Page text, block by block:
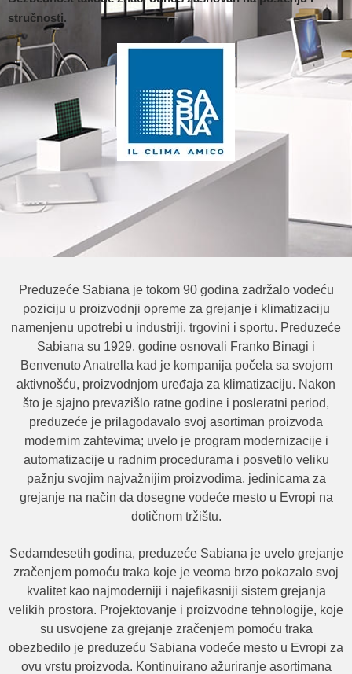
stručnosti.
Preduzeće Sabiana je tokom 90 godina zadržalo vodeću
poziciju u proizvodnji opreme za grejanje i klimatizaciju
namenjenu upotrebi u industriji, trgovini i sportu. Preduzeće
Sabiana su 1929. godine osnovali Franko Binagi i
Benvenuto Anatrella kad je kompanija počela sa svojom
aktivnošću, proizvodnjom uređaja za klimatizaciju. Nakon
što je sjajno prevazišlo ratne godine i posleratni period,
preduzeće je prilagođavalo svoj asortiman proizvoda
modernim zahtevima; uvelo je program modernizacije i
automatizacije u radnim procedurama i posvetilo veliku
pažnju svojim najvažnijim proizvodima, jedinicama za
grejanje na način da dosegne vodeće mesto u Evropi na
dotičnom tržištu.
Sedamdesetih godina, preduzeće Sabiana je uvelo grejanje
zračenjem pomoću traka koje je veoma brzo pokazalo svoj
kvalitet kao najmoderniji i najefikasniji sistem grejanja
velikih prostora. Projektovanje i proizvodne tehnologije, koje
su usvojene za grejanje zračenjem pomoću traka
obezbedilo je preduzeću Sabiana vodeće mesto u Evropi za
ovu vrstu proizvoda. Kontinuirano ažuriranje asortimana